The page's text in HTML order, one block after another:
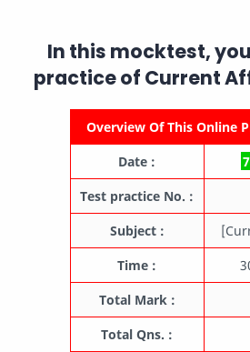
In this mocktest,
practice of Current
Overview Of This Online
Date :
Test practice No. :
Subject :
Time :
Total Mark :
Total Qns. :